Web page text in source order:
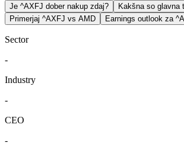
Je ^AXFJ dober nakup zdaj?
Kakšna so glavna
Primerjaj ^AXFJ vs AMD
Earnings outlook za
Sector
-
Industry
-
CEO
-